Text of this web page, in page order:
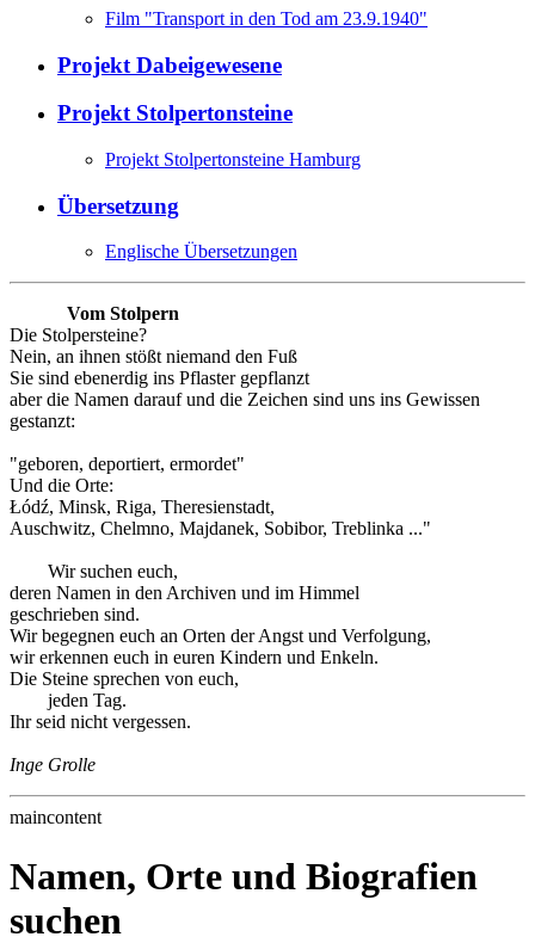
Film "Transport in den Tod am 23.9.1940"
Projekt Dabeigewesene
Projekt Stolpertonsteine
Projekt Stolpertonsteine Hamburg
Übersetzung
Englische Übersetzungen
Vom Stolpern
Die Stolpersteine?
Nein, an ihnen stößt niemand den Fuß
Sie sind ebenerdig ins Pflaster gepflanzt
aber die Namen darauf und die Zeichen sind uns ins Gewissen
gestanzt:
"geboren, deportiert, ermordet"
Und die Orte:
Łódź, Minsk, Riga, Theresienstadt,
Auschwitz, Chelmno, Majdanek, Sobibor, Treblinka ..."
Wir suchen euch,
deren Namen in den Archiven und im Himmel
geschrieben sind.
Wir begegnen euch an Orten der Angst und Verfolgung,
wir erkennen euch in euren Kindern und Enkeln.
Die Steine sprechen von euch,
jeden Tag.
Ihr seid nicht vergessen.
Inge Grolle
maincontent
Namen, Orte und Biografien
suchen